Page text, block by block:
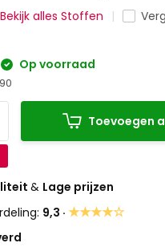
Bekijk alles Stoffen
Op voorraad
Toevoegen
& Lage prijzen
9,3 ·★★★★☆